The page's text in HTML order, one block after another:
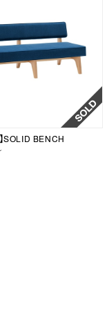
SOLID BENCH